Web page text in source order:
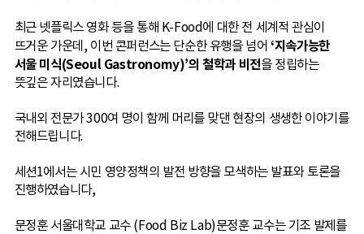
최근 넷플릭스 영화 등을 통해 K-Food에 대한 전 세계적 관심이
뜨거운 가운데, 이번 콘퍼런스는 단순한 유행을 넘어‘지속가능한
서울 미식(Seoul Gastronomy)’의 철학과 비전을 정립하는
뜻깊은 자리였습니다.
국내외 전문가 300여 명이 함께 머리를 맞댄 현장의 생생한 이야기를
전해드립니다.
세션1에서는 시민 영양정책의 발전 방향을 모색하는 발표와 토론을
진행하였습니다,
문정훈 서울대학교 교수 (Food Biz Lab)문정훈 교수는 기조 발제를